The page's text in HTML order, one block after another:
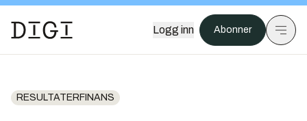
Logg inn Abonner
RESULTATERFINANS